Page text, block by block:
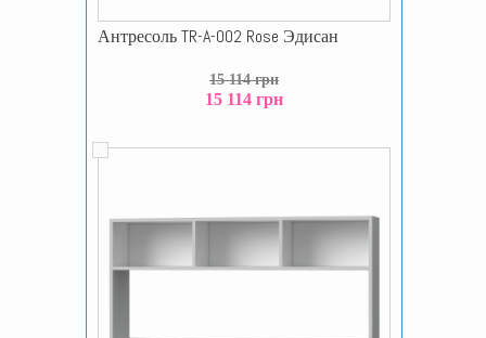
Антресоль TR-A-002 Rose Эдисан
15 114 грн
15 114 грн